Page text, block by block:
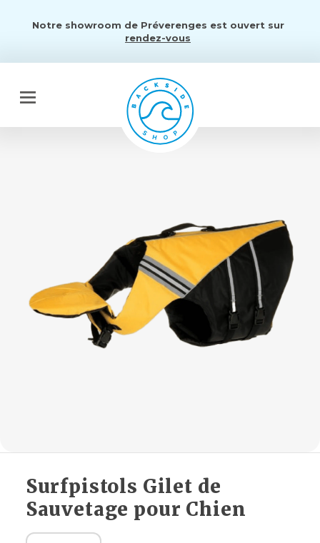
Notre showroom de Préverenges est ouvert sur
rendez-vous
Surfpistols Gilet de
Sauvetage pour Chien